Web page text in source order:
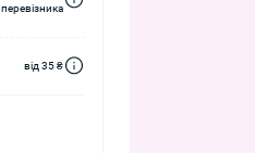
перевізника
від 35 ₴